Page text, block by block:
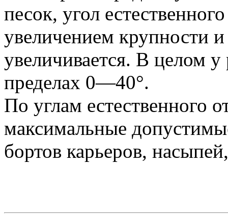
песок, угол
увеличением крупности
увеличивается. В целом
пределах 0—40°.
По углам естественного
максимальные
бортов карьеров,